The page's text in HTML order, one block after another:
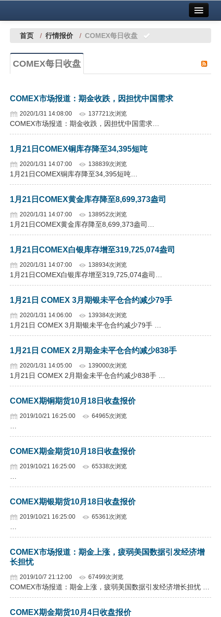
中国有色金属报社主办 广告服务
铜镍铅锌
稀有稀土
科技
镁钛
党建工作
企业文化
《资源再生》杂志
行情报价
数字报
首页 / 行情报价 / COMEX每日收盘
COMEX每日收盘
COMEX市场报道：期金收跌，因担忧中国需求
2020/1/31 14:08:00 137721次浏览
COMEX市场报道：期金收跌，因担忧中国需求…
1月21日COMEX铜库存降至34,395短吨
2020/1/31 14:07:00 138839次浏览
1月21日COMEX铜库存降至34,395短吨…
1月21日COMEX黄金库存降至8,699,373盎司
2020/1/31 14:07:00 138952次浏览
1月21日COMEX黄金库存降至8,699,373盎司…
1月21日COMEX白银库存增至319,725,074盎司
2020/1/31 14:07:00 138934次浏览
1月21日COMEX白银库存增至319,725,074盎司…
1月21日 COMEX 3月期银未平仓合约减少79手
2020/1/31 14:06:00 139384次浏览
1月21日 COMEX 3月期银未平仓合约减少79手 …
1月21日 COMEX 2月期金未平仓合约减少838手
2020/1/31 14:05:00 139000次浏览
1月21日 COMEX 2月期金未平仓合约减少838手 …
COMEX期铜期货10月18日收盘报价
2019/10/21 16:25:00 64965次浏览
COMEX期金期货10月18日收盘报价
2019/10/21 16:25:00 65338次浏览
COMEX期银期货10月18日收盘报价
2019/10/21 16:25:00 65361次浏览
COMEX市场报道：期金上涨，疲弱美国数据引发经济增
长担忧
2019/10/7 21:12:00 67499次浏览
COMEX市场报道：期金上涨，疲弱美国数据引发经济增长担忧 …
COMEX期金期货10月4日收盘报价